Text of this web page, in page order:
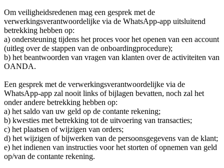
Om veiligheidsredenen mag een gesprek met de
verwerkingsverantwoordelijke via de WhatsApp-app uitsluitend
betrekking hebben op:
a) ondersteuning tijdens het proces voor het openen van een account
(uitleg over de stappen van de onboardingprocedure);
b) het beantwoorden van vragen van klanten over de activiteiten van
OANDA.
Een gesprek met de verwerkingsverantwoordelijke via de
WhatsApp-app zal nooit links of bijlagen bevatten, noch zal het
onder andere betrekking hebben op:
a) het saldo van uw geld op de contante rekening;
b) kwesties met betrekking tot de uitvoering van transacties;
c) het plaatsen of wijzigen van orders;
d) het wijzigen of bijwerken van de persoonsgegevens van de klant;
e) het indienen van instructies voor het storten of opnemen van geld
op/van de contante rekening.